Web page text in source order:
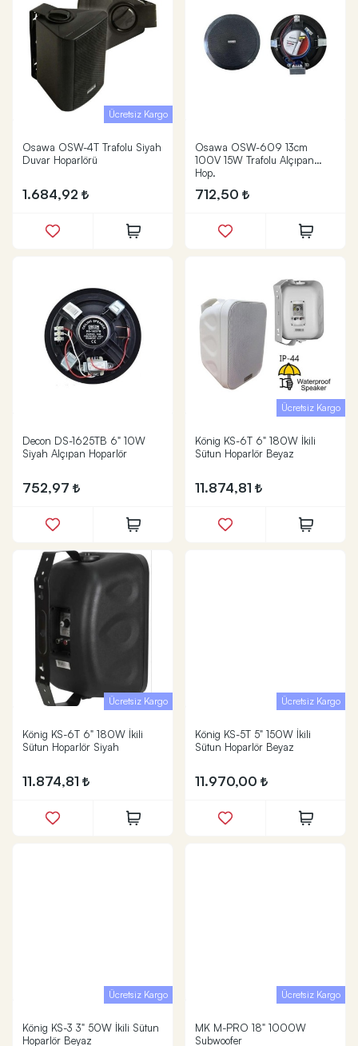
Ücretsiz Kargo
Osawa OSW-4T Trafolu Siyah
Duvar Hoparlörü
1.684,92
Osawa OSW-609 13cm
100V 15W Trafolu Alçıpan
Hop.
712,50
Decon DS-1625TB 6" 10W
Siyah Alçıpan Hoparlör
752,97
Ücretsiz Kargo
König KS-6T 6" 180W İkili
Sütun Hoparlör Beyaz
11.874,81
Ücretsiz Kargo
König KS-6T 6" 180W İkili
Sütun Hoparlör Siyah
11.874,81
Ücretsiz Kargo
König KS-5T 5" 150W İkili
Sütun Hoparlör Beyaz
11.970,00
Ücretsiz Kargo
König KS-3 3" 50W İkili Sütun
Hoparlör Beyaz
Ücretsiz Kargo
MK M-PRO 18" 1000W
Subwoofer